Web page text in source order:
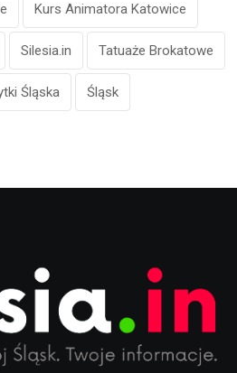
Kurs Animatora Katowice
Silesia.in Tatuaże Brokatowe
Śląska Śląsk